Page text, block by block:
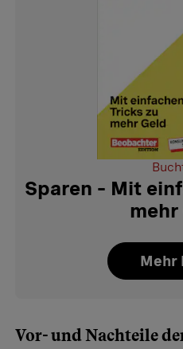
Sparen – Mit
mehr
Mehr
Vor- und Nachteile